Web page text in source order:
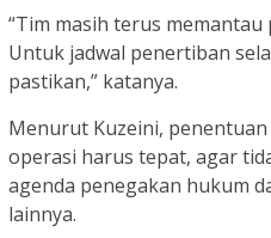
“Tim masih terus
Untuk jadwal penertiban
pastikan,” katanya.
Menurut Kuzeini,
operasi harus tepat, agar
agenda penegakan hukum
lainnya.